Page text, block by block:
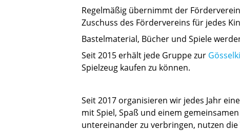
Regelmäßig übernimmt der
Zuschuss des Fördervereins für jedes
Bastelmaterial, Bücher und Spiele
Seit 2015 erhält jede Gruppe zur
Spielzeug kaufen zu können.
Seit 2017 organisieren wir jedes Jahr
mit Spiel, Spaß und einem
untereinander zu verbringen, nutzen